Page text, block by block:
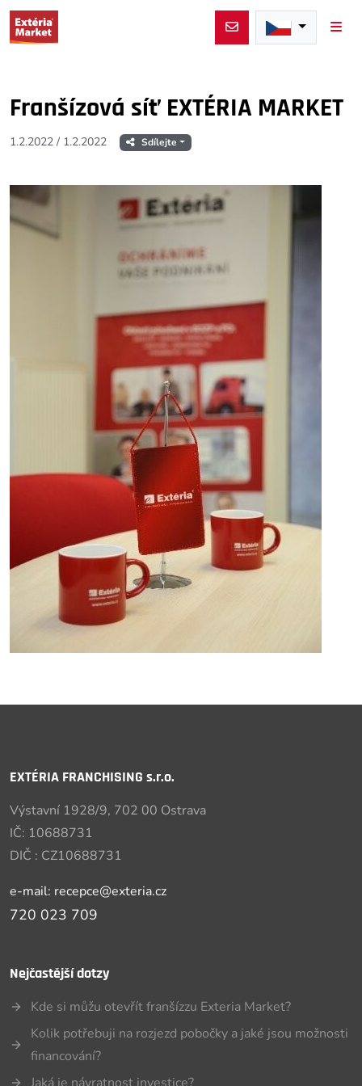
Franšízová síť EXTÉRIA MARKET
1.2.2022 / 1.2.2022 Sdílejte
EXTÉRIA FRANCHISING s.r.o.
Výstavní 1928/9, 702 00 Ostrava
IČ: 10688731
DIČ : CZ10688731
e-mail: recepce@exteria.cz
720 023 709
Nejčastější dotzy
Kde si můžu otevřít franšízzu Exteria Market?
Kolik potřebuji na rozjezd pobočky a jaké jsou možnosti
financování?